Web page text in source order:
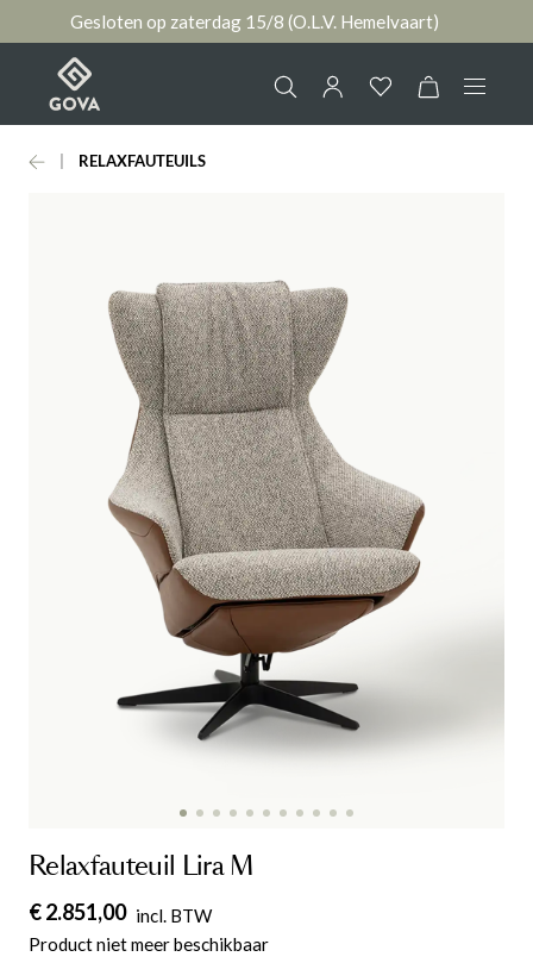
Gesloten op zaterdag 15/8 (O.L.V. Hemelvaart)
Collectie
Merken
Nieuws & Inspiratie
Contact
AANMELDEN
ofregistreren
RELAXFAUTEUILS
Relaxfauteuil Lira M
€ 2.851,00 incl. BTW
Product niet meer beschikbaar